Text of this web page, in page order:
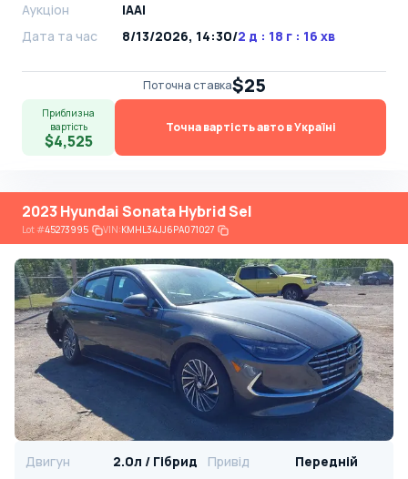
Аукціон
IAAI
Дата та час
8/13/2026, 14:30/2 д : 18 г : 16 хв
Поточна ставка$25
Приблизна
вартість
$4,525
Точна вартість авто в Україні
2023 Hyundai Sonata Hybrid Sel
Lot#45273995 VIN:KMHL34JJ6PA071027
Двигун 2.0л / Гібрид Привід
Передній